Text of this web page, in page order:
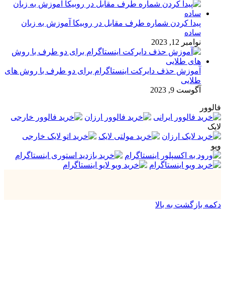
پیدا کردن شماره طرف مقابل در روبیکا آموزش به زبان
ساده
نوامبر 12, 2023
آموزش حذف دایرکت اینستاگرام برای دو طرف با روش های
طلایی
آگوست 9, 2023
فالوور
لایک
ویو
دکمه بازگشت به بالا